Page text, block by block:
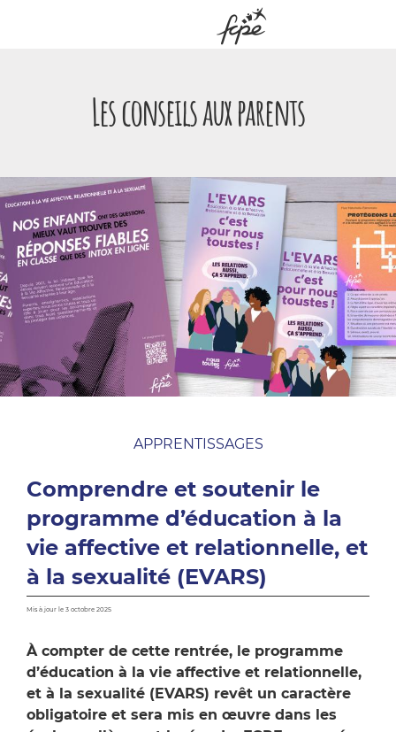
Les conseils aux parents
APPRENTISSAGES
Comprendre et soutenir le
programme d’éducation à la
vie affective et relationnelle, et
à la sexualité (EVARS)
Mis à jour le 3 octobre 2025
À compter de cette rentrée, le programme
d’éducation à la vie affective et relationnelle,
et à la sexualité (EVARS) revêt un caractère
obligatoire et sera mis en œuvre dans les